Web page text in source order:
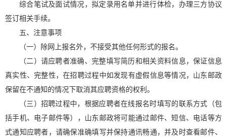
综合笔试及面试情况，拟定录用名单并进行体检，办理三方协议
签订相关手续。
五、注意事项
（一）除网上报名外，不接受其他任何形式的报名。
（二）请应聘者准确、完整填写简历和相关资料信息，保证信息
真实性、完整性，在招聘过程中如发现有虚假信息等情况，山东邮政
保留在不通知的情况下取消其应聘资格的权利。
（三）招聘过程中，根据应聘者在线报名时填写的联系方式（包
括手机、电子邮件等），山东邮政将可能通过邮件、短信、电话等方
式通知应聘者，请确保准确填写并保持通讯畅通，并及时查看邮件、